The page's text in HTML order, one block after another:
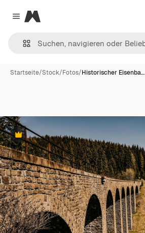
Close menu
Magnific
Startseite/Stock/Fotos/Historischer Eisenba…
Premium